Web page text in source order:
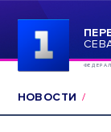
НОВОСТИ